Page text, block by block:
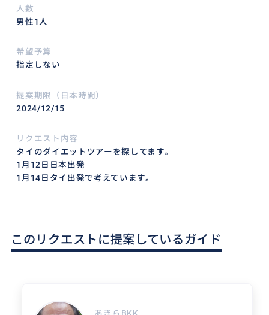
人数
男性1人
希望予算
指定しない
提案期限（日本時間）
2024/12/15
リクエスト内容
タイのダイエットツアーを探してます。
1月12日日本出発
1月14日タイ出発で考えています。
このリクエストに提案しているガイド